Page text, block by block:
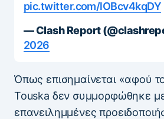
pic.twitter.com/lOBcv4kqDY
— Clash Report
2026
Όπως επισημαίνεται «αφού
Touska δεν συμμορφώθηκε
επανειλημμένες